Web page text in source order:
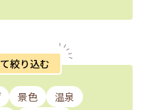
絞り込む
景色
温泉